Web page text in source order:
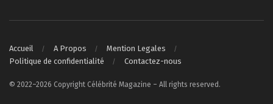
Accueil A Propos
Mention Legales
Politique de confidentialité
Contactez-nous
© 2022–2026 Copyright Célébrité Magazine – All rights reserved.